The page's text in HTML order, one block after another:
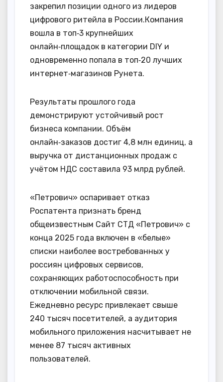
закрепил позиции одного из лидеров
цифрового ритейла в России.Компания
вошла в топ‑3 крупнейших
онлайн‑площадок в категории DIY и
одновременно попала в топ‑20 лучших
интернет‑магазинов Рунета.
Результаты прошлого года
демонстрируют устойчивый рост
бизнеса компании. Объём
онлайн‑заказов достиг 4,8 млн единиц, а
выручка от дистанционных продаж с
учётом НДС составила 93 млрд рублей.
«Петрович» оспаривает отказ
Роспатента признать бренд
общеизвестным Сайт СТД «Петрович» с
конца 2025 года включен в «белые»
списки наиболее востребованных у
россиян цифровых сервисов,
сохраняющих работоспособность при
отключении мобильной связи.
Ежедневно ресурс привлекает свыше
240 тысяч посетителей, а аудитория
мобильного приложения насчитывает не
менее 87 тысяч активных
пользователей.